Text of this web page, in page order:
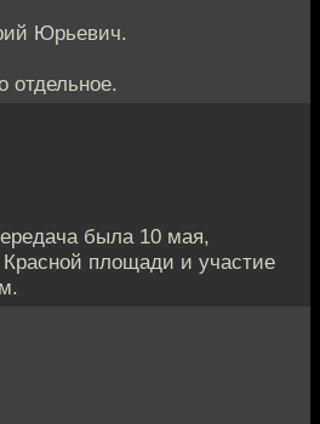
Юрьевич.
отдельное.
была 10 мая,
площади и участие